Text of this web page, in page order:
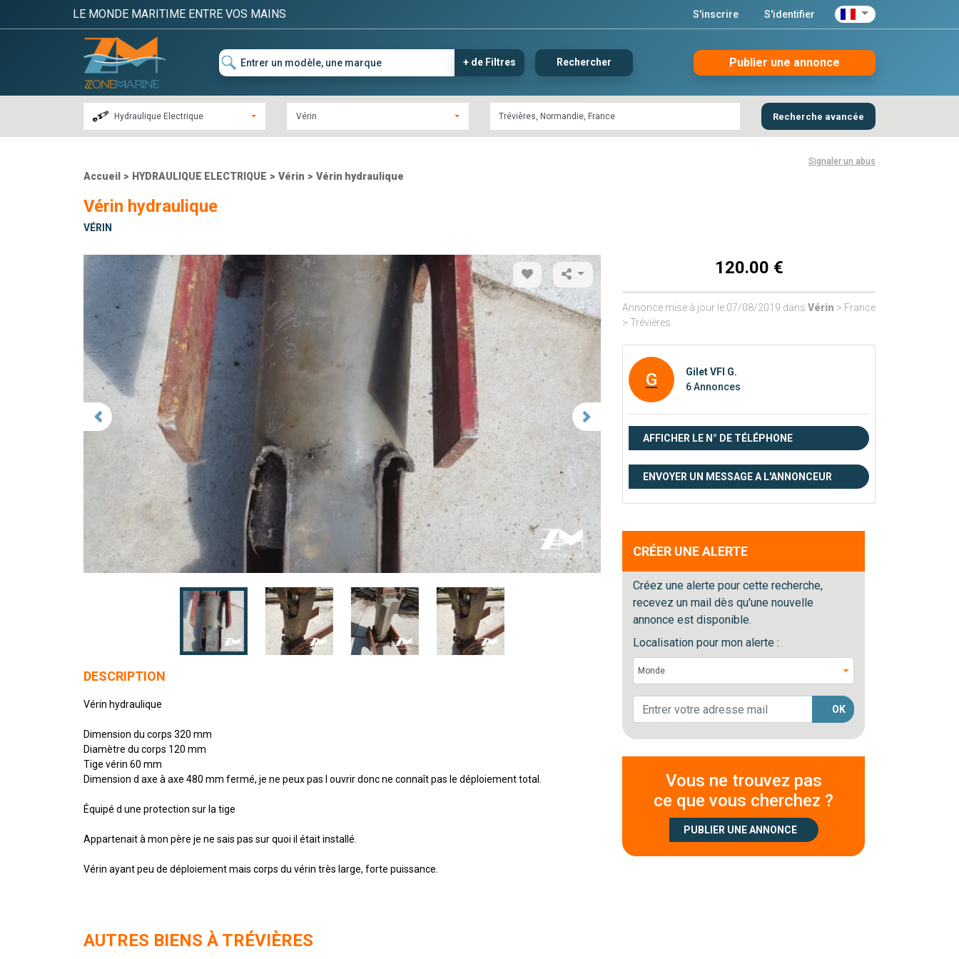
LE MONDE MARITIME ENTRE VOS MAINS S'inscrire S'identifier
+ de Filtres Rechercher Publier une annonce
Hydraulique Electrique Vérin Recherche avancée
Signaler un abus
Accueil > HYDRAULIQUE ELECTRIQUE > Vérin > Vérin hydraulique
Vérin hydraulique
VÉRIN
DESCRIPTION
Vérin hydraulique
Dimension du corps 320 mm
Diamètre du corps 120 mm
Tige vérin 60 mm
Dimension d axe à axe 480 mm fermé, je ne peux pas l ouvrir donc ne connaît pas le déploiement total.
Équipé d une protection sur la tige
Appartenait à mon père je ne sais pas sur quoi il était installé.
Vérin ayant peu de déploiement mais corps du vérin très large, forte puissance.
AUTRES BIENS À TRÉVIÈRES
120.00 €
Annonce mise à jour le 07/08/2019 dans Vérin > France
> Trévières
G
Gilet VFI G.
6 Annonces
AFFICHER LE N° DE TÉLÉPHONE
ENVOYER UN MESSAGE A L'ANNONCEUR
CRÉER UNE ALERTE
Créez une alerte pour cette recherche,
recevez un mail dès qu'une nouvelle
annonce est disponible.
Localisation pour mon alerte :
OK
Vous ne trouvez pas
ce que vous cherchez ?
PUBLIER UNE ANNONCE